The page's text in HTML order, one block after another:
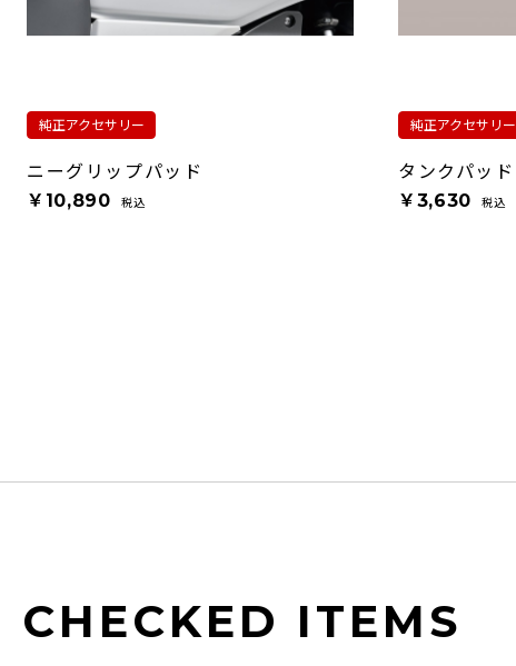
純正アクセサリー
ニーグリップパッド
￥10,890 税込
純正アクセサリー
タンクパッド
￥3,630 税込
CHECKED ITEMS